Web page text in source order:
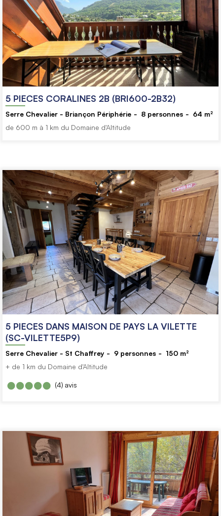
5 PIECES CORALINES 2B (BRI600-2B32)
Serre Chevalier - Briançon Périphérie 8 personnes 64 m²
de 600 m à 1 km du Domaine d'Altitude
5 PIECES DANS MAISON DE PAYS LA VILETTE
(SC-VILETTE5P9)
Serre Chevalier - St Chaffrey 9 personnes 150 m²
+ de 1 km du Domaine d'Altitude
avis
(4)